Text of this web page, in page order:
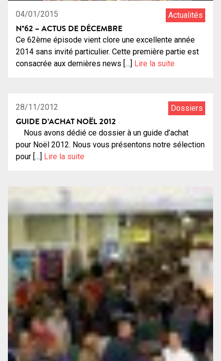
04/01/2015 Actualités
N°62 – ACTUS DE DÉCEMBRE
Ce 62ème épisode vient clore une excellente année
2014 sans invité particulier. Cette première partie est
consacrée aux dernières news […] Lire la suite
28/11/2012 Dossiers
GUIDE D’ACHAT NOËL 2012
Nous avons dédié ce dossier à un guide d’achat
pour Noël 2012. Nous vous présentons notre sélection
pour […] Lire la suite